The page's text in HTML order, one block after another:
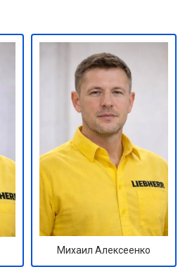
Михаил Алексеенко